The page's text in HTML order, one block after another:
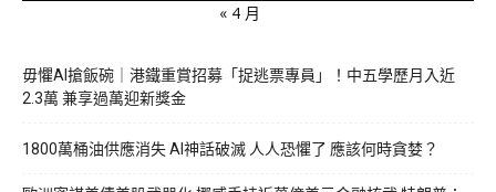
« 4 月
毋懼AI搶飯碗｜港鐵重賞招募「捉逃票專員」！中五學歷月入近
2.3萬 兼享過萬迎新獎金
1800萬桶油供應消失 AI神話破滅 人人恐懼了 應該何時貪婪？